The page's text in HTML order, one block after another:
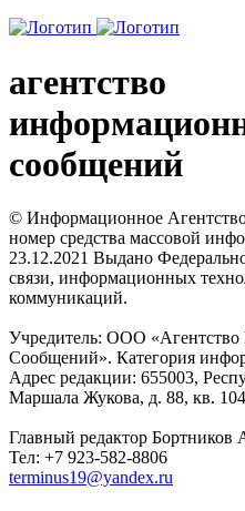
агентство
сообщений
© Информационное
номер средства массовой
23.12.2021 Выдано
связи, информационных
коммуникаций.
Учредитель: ООО
Сообщений». Категория
Адрес редакции: 655003,
Маршала Жукова, д. 88, кв.
Главный редактор Бортников
Тел: +7 923-582-8806
terminus19@yandex.ru